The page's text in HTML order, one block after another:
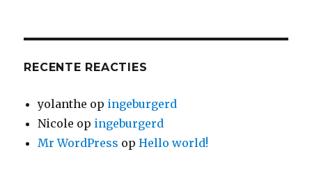
RECENTE REACTIES
yolanthe op ingeburgerd
Nicole op ingeburgerd
Mr WordPress opHello world!